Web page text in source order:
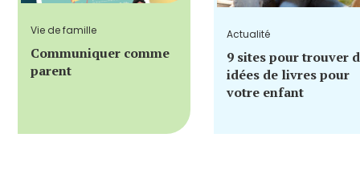
Vie de famille
Communiquer comme
parent
Actualité
9 sites pour trouver
idées de livres pour
votre enfant